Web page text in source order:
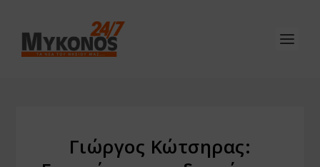
Γιώργος Κώτσηρας: